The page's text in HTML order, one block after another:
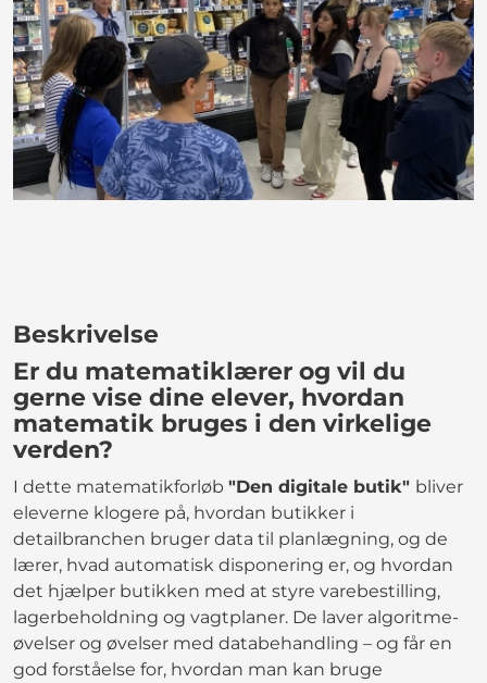
Beskrivelse
Er du matematiklærer og vil du
gerne vise dine elever, hvordan
matematik bruges i den virkelige
verden?
I dette matematikforløb "Den digitale butik" bliver
eleverne klogere på, hvordan butikker i
detailbranchen bruger data til planlægning, og de
lærer, hvad automatisk disponering er, og hvordan
det hjælper butikken med at styre varebestilling,
lagerbeholdning og vagtplaner. De laver algoritme-
øvelser og øvelser med databehandling – og får en
god forståelse for, hvordan man kan bruge